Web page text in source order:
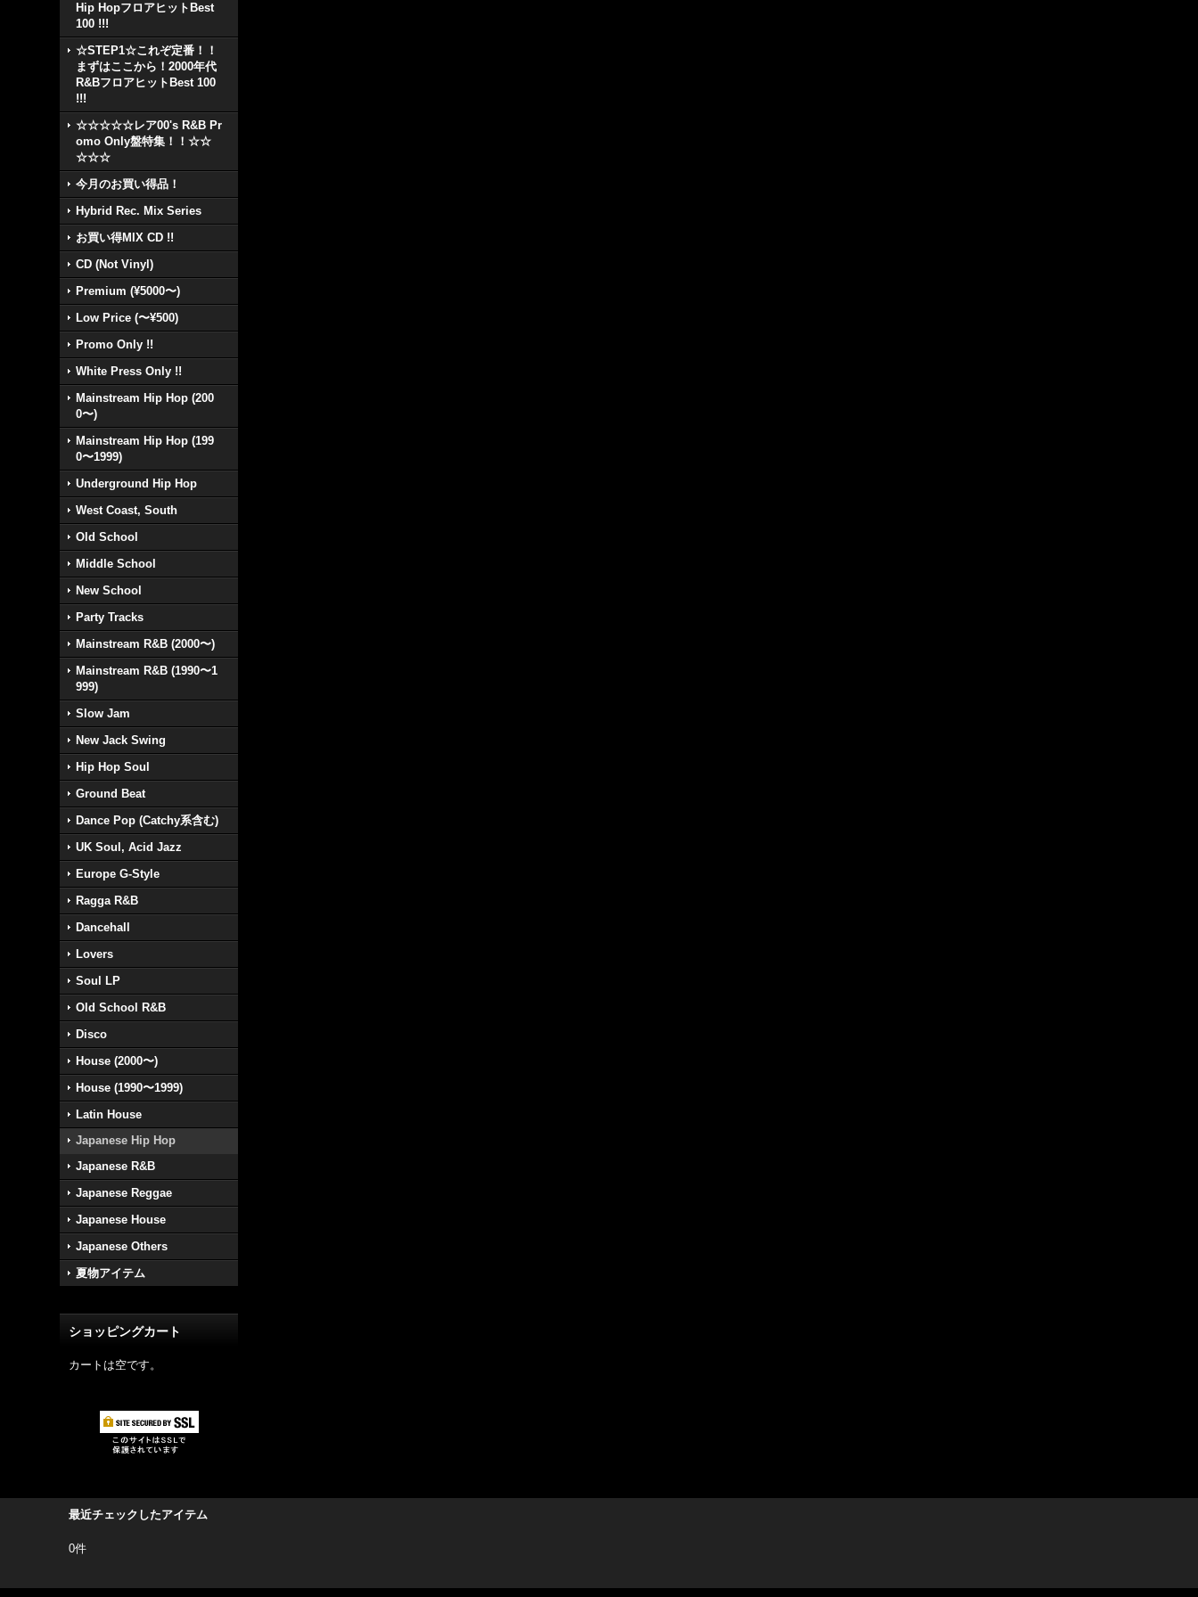
Hip HopフロアヒットBest
100 !!!
☆STEP1☆これぞ定番！！
まずはここから！2000年代
R&BフロアヒットBest 100
!!!
☆☆☆☆☆レア00's R&B Pr
omo Only盤特集！！☆☆
☆☆☆
今月のお買い得品！
Hybrid Rec. Mix Series
お買い得MIX CD !!
CD (Not Vinyl)
Premium (¥5000〜)
Low Price (〜¥500)
Promo Only !!
White Press Only !!
Mainstream Hip Hop (200
0〜)
Mainstream Hip Hop (199
0〜1999)
Underground Hip Hop
West Coast, South
Old School
Middle School
New School
Party Tracks
Mainstream R&B (2000〜)
Mainstream R&B (1990〜1
999)
Slow Jam
New Jack Swing
Hip Hop Soul
Ground Beat
Dance Pop (Catchy系含む)
UK Soul, Acid Jazz
Europe G-Style
Ragga R&B
Dancehall
Lovers
Soul LP
Old School R&B
Disco
House (2000〜)
House (1990〜1999)
Latin House
Japanese Hip Hop
Japanese R&B
Japanese Reggae
Japanese House
Japanese Others
夏物アイテム
ショッピングカート
カートは空です。
最近チェックしたアイテム
0件